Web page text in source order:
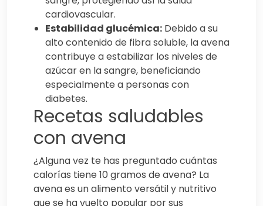
cardiovascular.
Estabilidad glucémica: Debido a su
alto contenido de fibra soluble, la avena
contribuye a estabilizar los niveles de
azúcar en la sangre, beneficiando
especialmente a personas con
diabetes.
Recetas saludables
con avena
¿Alguna vez te has preguntado cuántas
calorías tiene 10 gramos de avena? La
avena es un alimento versátil y nutritivo
que se ha vuelto popular por sus